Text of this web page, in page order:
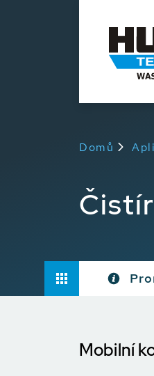
Domů
Mobilní